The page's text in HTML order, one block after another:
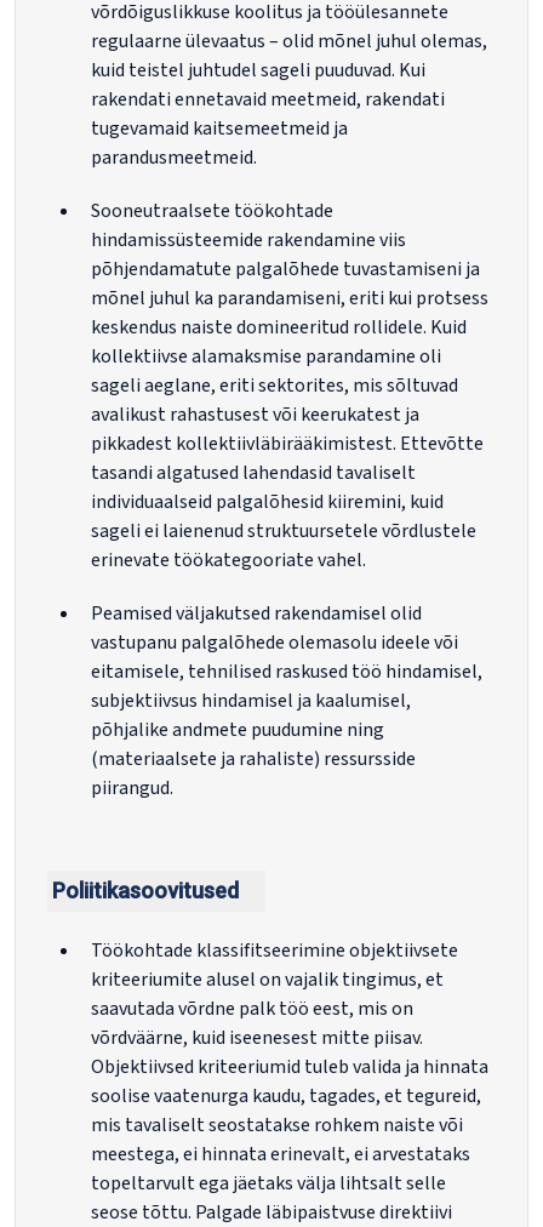
võrdõiguslikkuse koolitus ja tööülesannete
regulaarne ülevaatus – olid mõnel juhul olemas,
kuid teistel juhtudel sageli puuduvad. Kui
rakendati ennetavaid meetmeid, rakendati
tugevamaid kaitsemeetmeid ja
parandusmeetmeid.
Sooneutraalsete töökohtade
hindamissüsteemide rakendamine viis
põhjendamatute palgalõhede tuvastamiseni ja
mõnel juhul ka parandamiseni, eriti kui protsess
keskendus naiste domineeritud rollidele. Kuid
kollektiivse alamaksmise parandamine oli
sageli aeglane, eriti sektorites, mis sõltuvad
avalikust rahastusest või keerukatest ja
pikkadest kollektiivläbirääkimistest. Ettevõtte
tasandi algatused lahendasid tavaliselt
individuaalseid palgalõhesid kiiremini, kuid
sageli ei laienenud struktuursetele võrdlustele
erinevate töökategooriate vahel.
Peamised väljakutsed rakendamisel olid
vastupanu palgalõhede olemasolu ideele või
eitamisele, tehnilised raskused töö hindamisel,
subjektiivsus hindamisel ja kaalumisel,
põhjalike andmete puudumine ning
(materiaalsete ja rahaliste) ressursside
piirangud.
Poliitikasoovitused
Töökohtade klassifitseerimine objektiivsete
kriteeriumite alusel on vajalik tingimus, et
saavutada võrdne palk töö eest, mis on
võrdväärne, kuid iseenesest mitte piisav.
Objektiivsed kriteeriumid tuleb valida ja hinnata
soolise vaatenurga kaudu, tagades, et tegureid,
mis tavaliselt seostatakse rohkem naiste või
meestega, ei hinnata erinevalt, ei arvestataks
topeltarvult ega jäetaks välja lihtsalt selle
seose tõttu. Palgade läbipaistvuse direktiivi